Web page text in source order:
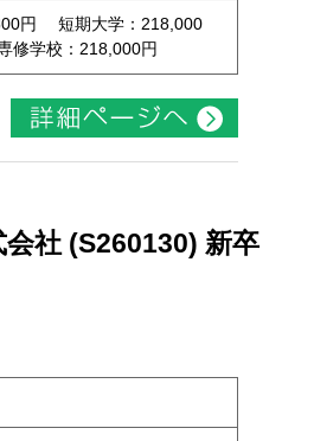
円 短期大学：218,000
学校：218,000円
社 (S260130) 新卒